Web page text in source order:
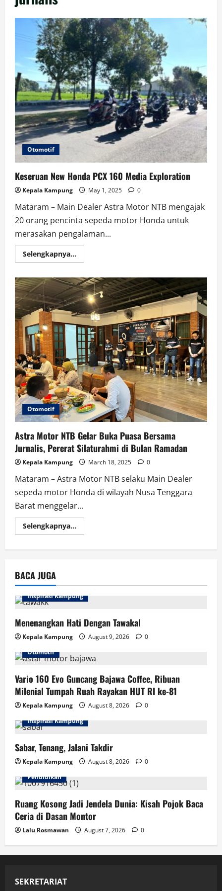
Otomotif
Keseruan New Honda PCX 160 Media Exploration
Kepala Kampung May 1, 2025 0
Mataram – Main Dealer Astra Motor NTB mengajak
20 orang pencinta sepeda motor Honda untuk
merasakan pengalaman...
Selengkapnya...Read
more
New
Honda
PCX
160
Media
Exploration
Otomotif
Astra Motor NTB Gelar Buka Puasa Bersama
Jurnalis, Pererat Silaturahmi di Bulan Ramadan
Kepala Kampung March 18, 2025 0
Mataram – Astra Motor NTB selaku Main Dealer
sepeda motor Honda di wilayah Nusa Tenggara
Barat menggelar...
Selengkapnya...Read
more
Bersama
Jurnalis,
Pererat
Bulan
Ramadan
BACA JUGA
Inspirasi Kampung
Menenangkan Hati Dengan Tawakal
Kepala Kampung August 9, 2026
0
Otomotif
Vario 160 Evo Guncang Bajawa Coffee, Ribuan
Milenial Tumpah Ruah Rayakan HUT RI ke-81
Kepala Kampung August 8, 2026
0
Inspirasi Kampung
Sabar, Tenang, Jalani Takdir
Kepala Kampung August 8, 2026
0
Pendidikan
Ruang Kosong Jadi Jendela Dunia: Kisah Pojok Baca
Ceria di Dasan Montor
Lalu Rosmawan August 7, 2026 0
SEKRETARIAT